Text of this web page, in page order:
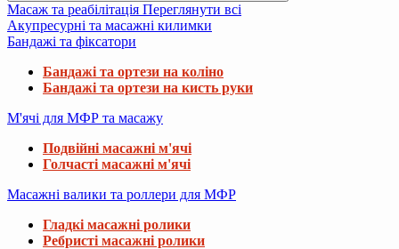
Масаж та реабілітація Переглянути всі
Акупресурні та масажні килимки
Бандажі та фіксатори
Бандажі та ортези на коліно
Бандажі та ортези на кисть руки
М'ячі для МФР та масажу
Подвійні масажні м'ячі
Голчасті масажні м'ячі
Масажні валики та роллери для МФР
Гладкі масажні ролики
Ребристі масажні ролики